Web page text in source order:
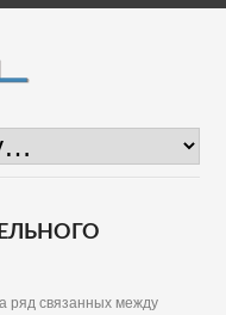
ряд связанных между